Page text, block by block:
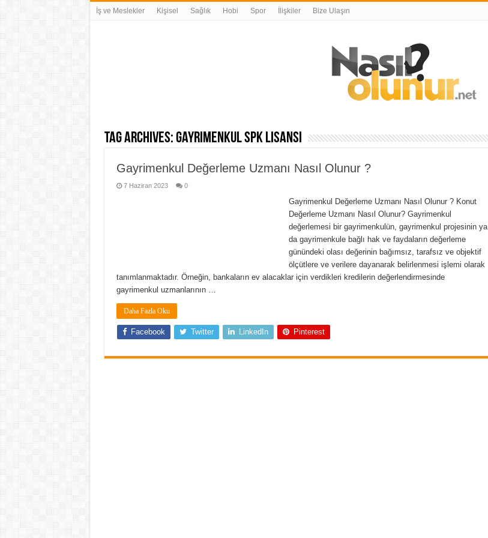
İş ve Meslekler Kişisel Sağlık Hobi Spor İlişkiler Bize Ulaşın
Tag Archives:gayrimenkul SPK lisansı
Gayrimenkul Değerleme Uzmanı Nasıl Olunur ?
7 Haziran 2023 0
Gayrimenkul Değerleme Uzmanı Nasıl Olunur ? Konut
Değerleme Uzmanı Nasıl Olunur? Gayrimenkul
değerlemesi bir gayrimenkulün, gayrimenkul projesinin ya
da gayrimenkule bağlı hak ve faydaların değerleme
günündeki olası değerinin bağımsız, tarafsız ve objektif
ölçütlere ve verilere dayanarak belirlenmesi işlemi olarak
tanımlanmaktadır. Örneğin, bankaların ev alacaklar için verdikleri kredilerin değerlendirmesinde
gayrimenkul uzmanlarının …
Daha Fazla Oku
Facebook Twitter LinkedIn Pinterest